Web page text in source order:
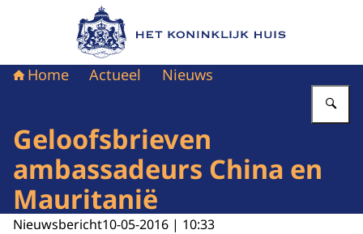
Naar de homepage van Het Koninklijk Huis
Home Actueel Nieuws
Geloofsbrieven
ambassadeurs China en
Mauritanië
Nieuwsbericht10-05-2016 | 10:33